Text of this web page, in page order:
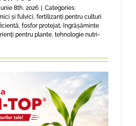
8th, 2026 | Categories:
și fulvici fertilizanți pentru culturi
fosfor protejat îngrășăminte
pentru plante tehnologie nutri-